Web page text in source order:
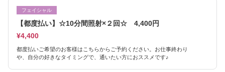
フェイシャル
【都度払い】☆10分間照射×２回☆ 4,400円
¥4,400
都度払いご希望のお客様はこちらからご予約ください。お仕事終わり
や、自分の好きなタイミングで、通いたい方におススメです♪